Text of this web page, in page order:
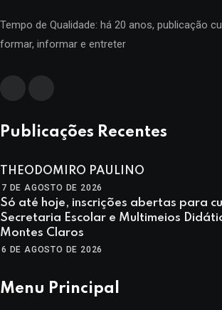
Tempo de Qualidade: há 20 anos, publicação
formar, informar e entreter
Publicações Recentes
THEODOMIRO PAULINO
7 DE AGOSTO DE 2026
Só até hoje, inscrições abertas para
Secretaria Escolar e Multimeios
Montes Claros
6 DE AGOSTO DE 2026
Menu Principal